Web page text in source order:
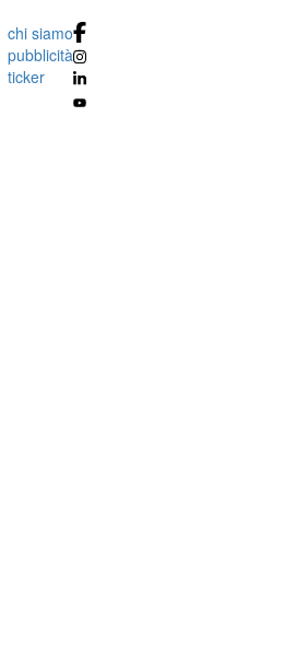
chi siamo
pubblicità
ticker